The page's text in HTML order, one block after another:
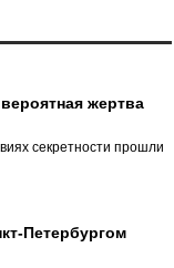
жертва
секретности прошли
Петербургом